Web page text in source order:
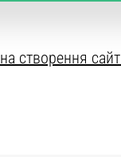
на створення